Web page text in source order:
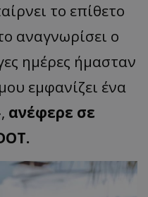
το επίθετο
αναγνωρίσει ο
ημέρες ήμασταν
μου εμφανίζει ένα
ανέφερε σε